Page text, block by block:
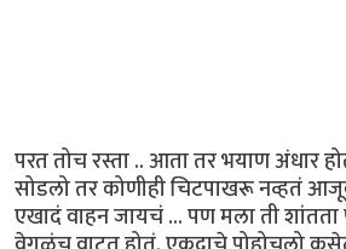
परत तोच रस्ता .. आता तर भयाण अंधार
सोडलो तर कोणीही चिटपाखरू नव्हतं
एखादं वाहन जायचं ... पण मला ती